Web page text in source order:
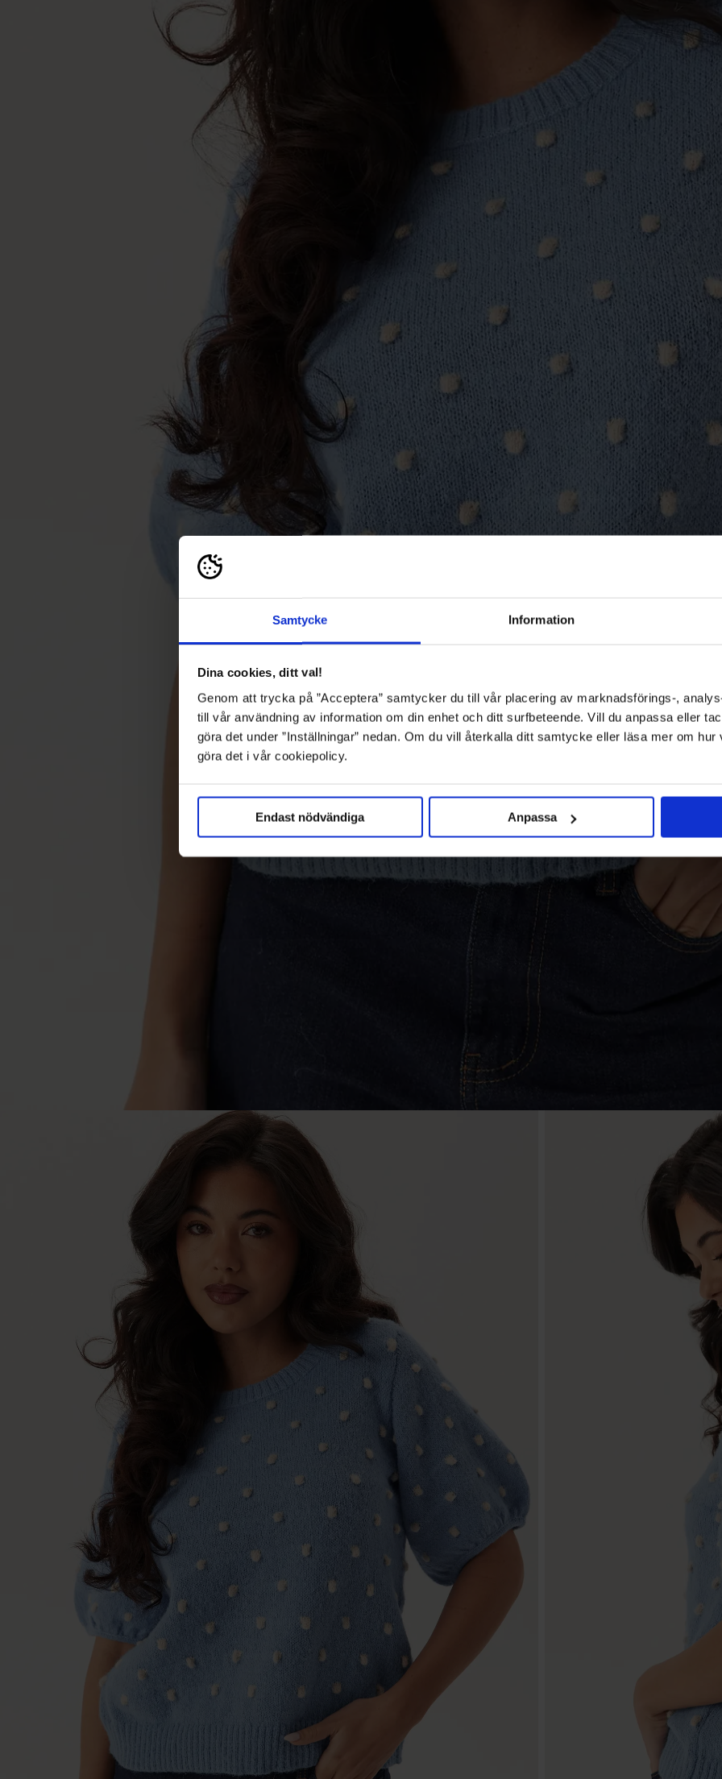
Samtycke Information
Dina cookies, ditt val!
Genom att trycka på ”Acceptera” samtycker du till vår placering av marknadsförings-,
till vår användning av information om din enhet och ditt surfbeteende. Vill du anpassa eller
göra det under ”Inställningar” nedan. Om du vill återkalla ditt samtycke eller läsa mer om
göra det i vår cookiepolicy.
Endast nödvändiga Anpassa